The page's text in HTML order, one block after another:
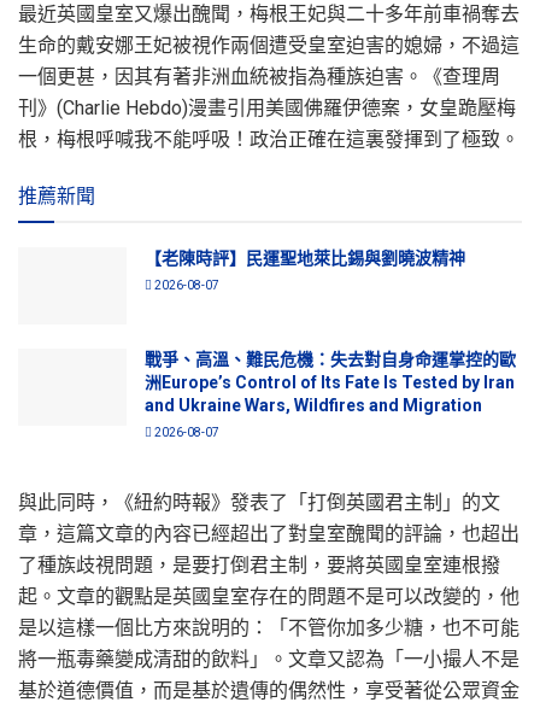
最近英國皇室又爆出醜聞，梅根王妃與二十多年前車禍奪去
生命的戴安娜王妃被視作兩個遭受皇室迫害的媳婦，不過這
一個更甚，因其有著非洲血統被指為種族迫害。《查理周
刊》(Charlie Hebdo)漫畫引用美國佛羅伊德案，女皇跪壓梅
根，梅根呼喊我不能呼吸！政治正確在這裏發揮到了極致。
推薦新聞
【老陳時評】民運聖地萊比錫與劉曉波精神
2026-08-07
戰爭、高溫、難民危機：失去對自身命運掌控的歐
洲Europe’s Control of Its Fate Is Tested by Iran
and Ukraine Wars, Wildfires and Migration
2026-08-07
與此同時，《紐約時報》發表了「打倒英國君主制」的文
章，這篇文章的內容已經超出了對皇室醜聞的評論，也超出
了種族歧視問題，是要打倒君主制，要將英國皇室連根撥
起。文章的觀點是英國皇室存在的問題不是可以改變的，他
是以這樣一個比方來說明的：「不管你加多少糖，也不可能
將一瓶毒藥變成清甜的飲料」。文章又認為「一小撮人不是
基於道德價值，而是基於遺傳的偶然性，享受著從公眾資金